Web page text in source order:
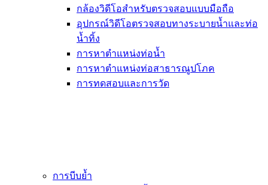
กล้องวิดีโอสำหรับตรวจสอบแบบมือถือ
อุปกรณ์วิดีโอตรวจสอบทางระบายน้ำและท่อ
น้ำทิ้ง
การหาตำแหน่งท่อน้ำ
การหาตำแหน่งท่อสาธารณูปโภค
การทดสอบและการวัด
การบีบย้ำ